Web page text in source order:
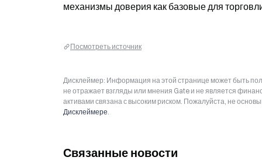
механизмы доверия как базовые для
Посмотреть источник
Дисклеймер: Информация на этой странице может быть
не отражает взгляды или мнения Gate и не является
активами связана с высоким риском. Пожалуйста, не
Дисклеймере.
Связанные новости